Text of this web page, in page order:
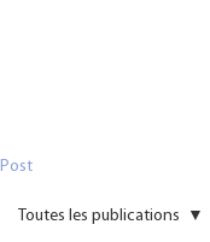
Post
Toutes les publications